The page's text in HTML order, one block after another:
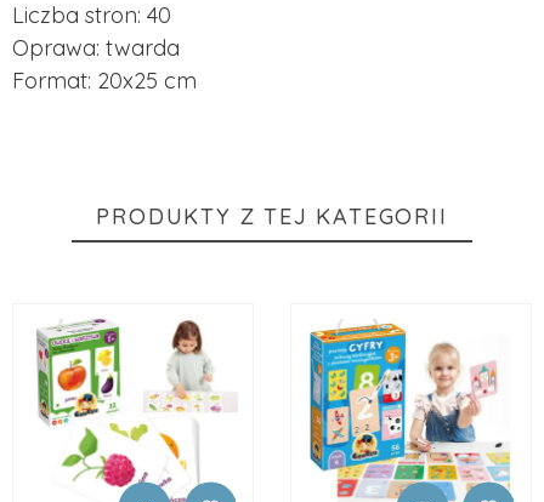
Liczba stron: 40
Oprawa: twarda
Format: 20x25 cm
PRODUKTY Z TEJ KATEGORII